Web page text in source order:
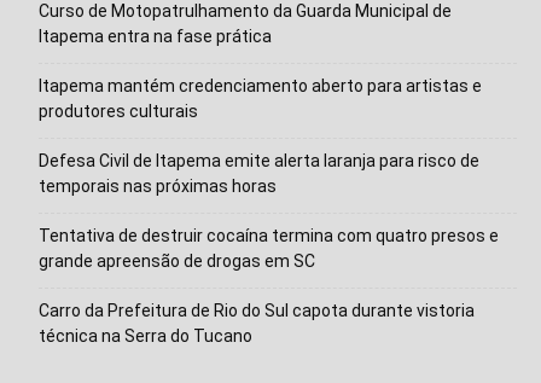
Curso de Motopatrulhamento da Guarda Municipal de
Itapema entra na fase prática
Itapema mantém credenciamento aberto para artistas e
produtores culturais
Defesa Civil de Itapema emite alerta laranja para risco de
temporais nas próximas horas
Tentativa de destruir cocaína termina com quatro presos e
grande apreensão de drogas em SC
Carro da Prefeitura de Rio do Sul capota durante vistoria
técnica na Serra do Tucano